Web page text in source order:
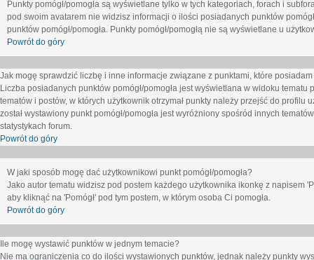
Punkty pomógł/pomogła są wyświetlane tylko w tych kategoriach, forach i
pod swoim avatarem nie widzisz informacji o ilości posiadanych punktów
punktów pomógł/pomogła. Punkty pomógł/pomogłą nie są wyświetlane u
Powrót do góry
Jak mogę sprawdzić liczbę i inne informacje związane z punktami, które
Liczba posiadanych punktów pomógł/pomogła jest wyświetlana w widoku
tematów i postów, w których użytkownik otrzymał punkty należy przejść do
został wystawiony punkt pomógł/pomogła jest wyróżniony spośród innych
statystykach forum.
Powrót do góry
W jaki sposób mogę dać użytkownikowi punkt pomógł/pomogła?
Jako autor tematu widzisz pod postem każdego użytkownika ikonkę z napisem
aby kliknąć na 'Pomógł' pod tym postem, w którym osoba Ci pomogła.
Powrót do góry
Ile mogę wystawić punktów w jednym temacie?
Nie ma ograniczenia co do ilości wystawionych punktów, jednak należy punkty